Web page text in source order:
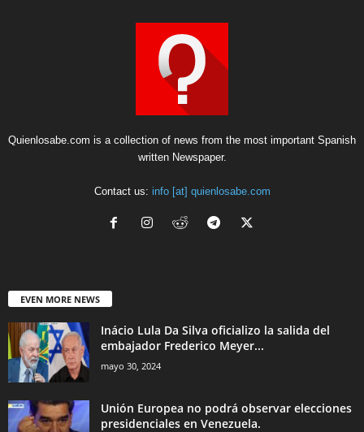
Quienlosabe.com is a collection of news from the most important Spanish
written Newspaper.
Contact us: info [at] quienlosabe.com
EVEN MORE NEWS
Inácio Lula Da Silva oficializo la salida del
embajador Frederico Meyer...
mayo 30, 2024
Unión Europea no podrá observar elecciones
presidenciales en Venezuela.